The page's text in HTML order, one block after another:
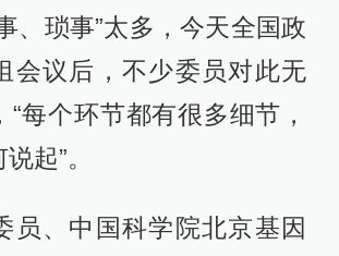
、琐事”太多，今天全国政
会议后，不少委员对此无
“每个环节都有很多细节，
起”。
员、中国科学院北京基因